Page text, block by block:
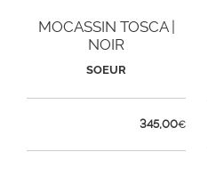
MOCASSIN TOSCA |
NOIR
SOEUR
345,00€